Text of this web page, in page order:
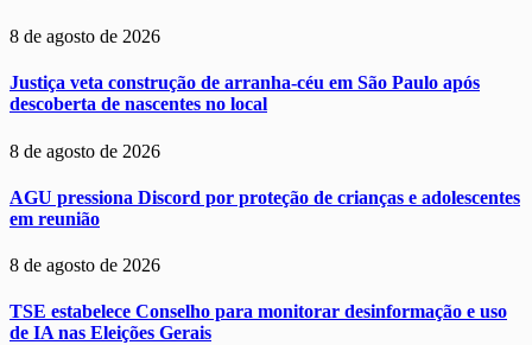
8 de agosto de 2026
Justiça veta construção de arranha-céu em São Paulo após
descoberta de nascentes no local
8 de agosto de 2026
AGU pressiona Discord por proteção de crianças e adolescentes
em reunião
8 de agosto de 2026
TSE estabelece Conselho para monitorar desinformação e uso
de IA nas Eleições Gerais